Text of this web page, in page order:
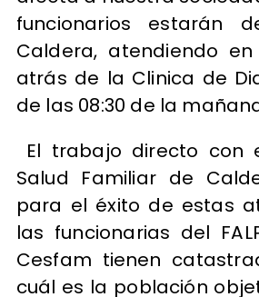
funcionarios estarán
Caldera, atendiendo
atrás de la Clinica de
de las 08:30 de la
El trabajo directo con
Salud Familiar de
para el éxito de estas
las funcionarias del
Cesfam tienen
cuál es la población